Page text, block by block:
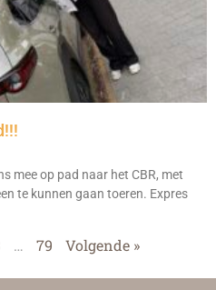
mee op pad naar het CBR, met
te kunnen gaan toeren. Expres
… 79 Volgende »